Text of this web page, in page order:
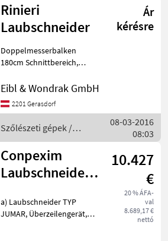
Rinieri
Laubschneider
Ár
kérésre
Doppelmesserbalken
180cm Schnittbereich,
Tragerahmen mit
Seiten-,
Anbaurahmen für
Fronthydra
Eibl & Wondrak GmbH
2201 Gerasdorf
Szőlészeti gépek /
Rinieri
08-03-2016
08:03
Conpexim
Laubschneider
10.427
€
20 % ÁFA-
val
8.689,17 €
nettó
a) Laubschneider TYP
JUMAR, Überzeilengerät,